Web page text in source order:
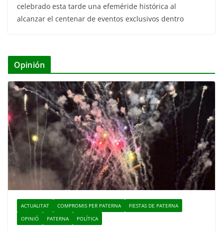
celebrado esta tarde una efeméride histórica al
alcanzar el centenar de eventos exclusivos dentro
Opinión
ACTUALITAT COMPROMIS PER PATERNA
FIESTAS DE PATERNA
OPINIÓ
PATERNA POLÍTICA